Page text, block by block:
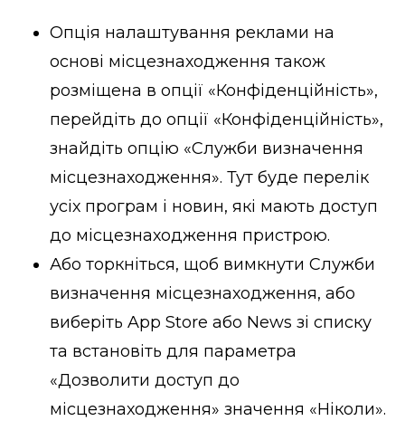
Опція налаштування реклами на
основі місцезнаходження також
розміщена в опції «Конфіденційність»,
перейдіть до опції «Конфіденційність»,
знайдіть опцію «Служби визначення
місцезнаходження». Тут буде перелік
усіх програм і новин, які мають доступ
до місцезнаходження пристрою.
Або торкніться, щоб вимкнути Служби
визначення місцезнаходження, або
виберіть App Store або News зі списку
та встановіть для параметра
«Дозволити доступ до
місцезнаходження» значення «Ніколи».